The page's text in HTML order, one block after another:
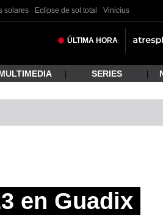
solares Eclipse de sol total Vinicius
ÚLTIMA HORA
SERIES
en Guadix